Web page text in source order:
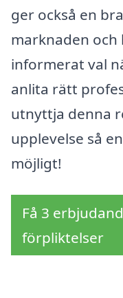
ger också en
marknaden
informerat val
anlita rätt
utnyttja denna
upplevelse så
möjligt!
Få 3
förpliktelser